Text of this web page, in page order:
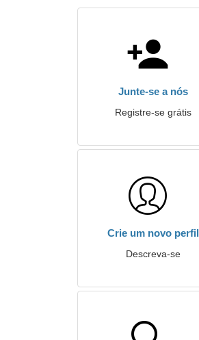
Junte-se a nós
Registre-se grátis
Crie um novo perfil
Descreva-se